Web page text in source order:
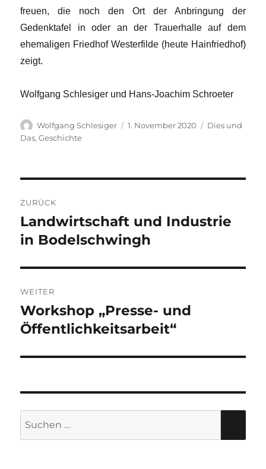
freuen, die noch den Ort der Anbringung der
Gedenktafel in oder an der Trauerhalle auf dem
ehemaligen Friedhof Westerfilde (heute Hainfriedhof)
zeigt.
Wolfgang Schlesiger und Hans-Joachim Schroeter
Autor
Wolfgang Schlesiger
Veröffentlicht
1. November 2020 Kategorien
Dies und
Das,Geschichte
ZURÜCK
Vorheriger
Beitrag:
Landwirtschaft und Industrie
in Bodelschwingh
WEITER
Nächster
Beitrag:
Workshop „Presse- und
Öffentlichkeitsarbeit“